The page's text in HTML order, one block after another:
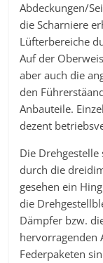
Abdeckungen/
die Scharniere
Lüfterbereiche
Auf der
aber auch die
den
Anbauteile.
dezent
Die
durch die
gesehen ein
die
Dämpfer bzw.
hervorragenden
Federpaketen